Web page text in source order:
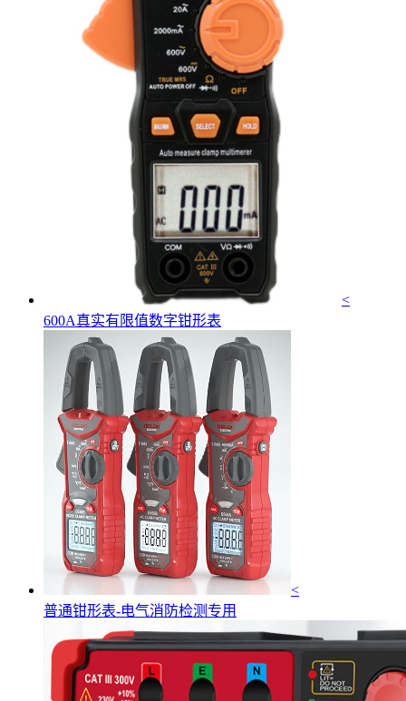
<
600A真实有限值数字钳形表
<
普通钳形表-电气消防检测专用